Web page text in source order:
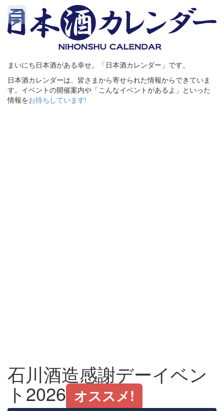
まいにち日本酒がある幸せ。「日本酒カレンダー」です。
日本酒カレンダーは、皆さまから寄せられた情報からできていま
す。イベントの開催案内や「こんなイベントがあるよ」といった
情報をお待ちしています!
石川酒造感謝デーイベン
ト2026 オススメ!